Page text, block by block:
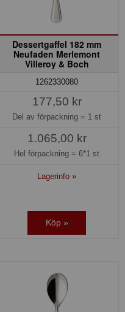
Dessertgaffel 182 mm
Neufaden Merlemont
Villeroy & Boch
1262330080
177,50 kr
Del av förpackning = 1 st
1.065,00 kr
Hel förpackning = 6*1 st
Lagerinfo »
Köp »